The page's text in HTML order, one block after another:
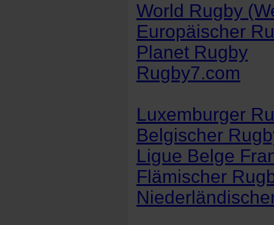
World Rugby
Europäischer
Planet Rugby
Rugby7.com
Luxemburger
Belgischer
Ligue Belge
Flämischer